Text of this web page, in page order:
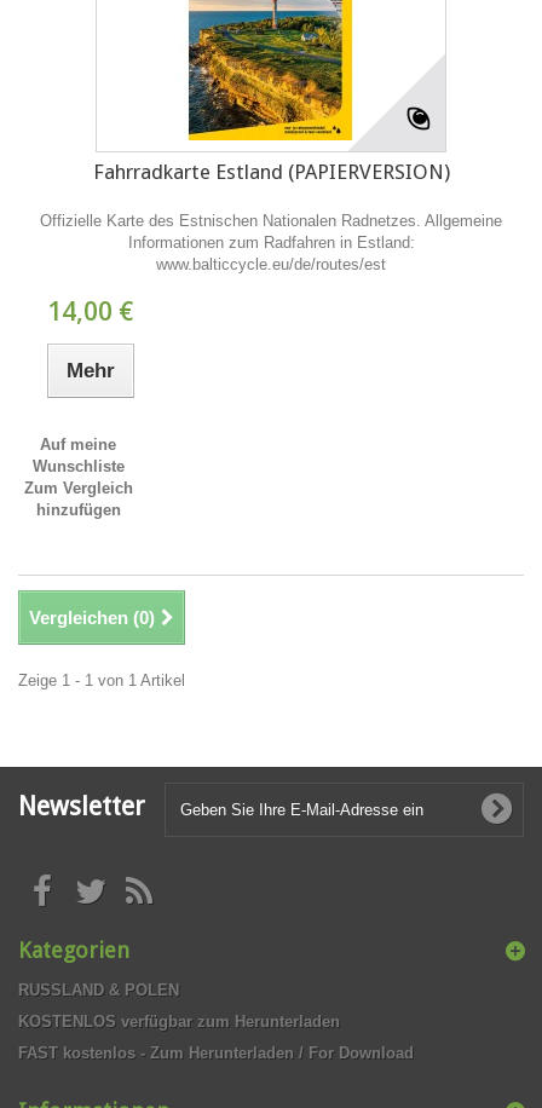
Fahrradkarte Estland (PAPIERVERSION)
Offizielle Karte des Estnischen Nationalen Radnetzes. Allgemeine
Informationen zum Radfahren in Estland:
www.balticcycle.eu/de/routes/est
14,00 €
Mehr
Auf meine
Wunschliste
Zum Vergleich
hinzufügen
Vergleichen (0)
Zeige 1 - 1 von 1 Artikel
Newsletter
Kategorien
RUSSLAND & POLEN
KOSTENLOS verfügbar zum Herunterladen
FAST kostenlos - Zum Herunterladen / For Download